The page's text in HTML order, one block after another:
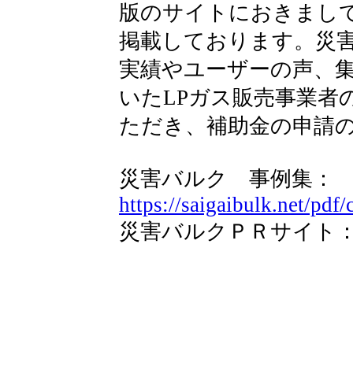
版のサイトにおきまし
掲載しております。災
実績やユーザーの声、
いたLPガス販売事業者
ただき、補助金の申請
災害バルク 事例集：
https://saigaibulk.net/pdf/
災害バルクＰＲサイト